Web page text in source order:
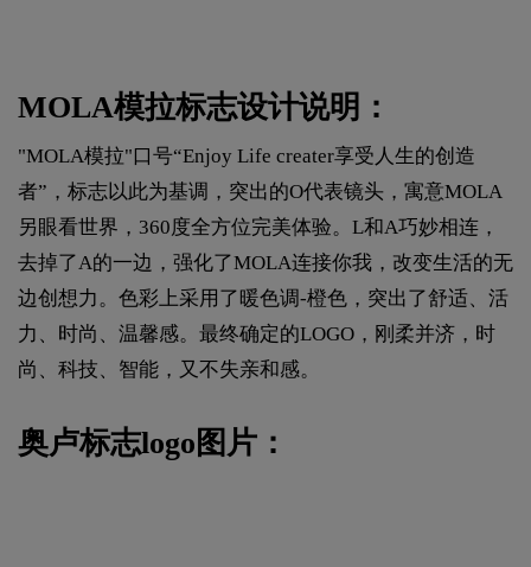
MOLA模拉标志设计说明：
"MOLA模拉"口号“Enjoy Life creater享受人生的创造
者”，标志以此为基调，突出的O代表镜头，寓意MOLA
另眼看世界，360度全方位完美体验。L和A巧妙相连，
去掉了A的一边，强化了MOLA连接你我，改变生活的无
边创想力。色彩上采用了暖色调-橙色，突出了舒适、活
力、时尚、温馨感。最终确定的LOGO，刚柔并济，时
尚、科技、智能，又不失亲和感。
奥卢标志logo图片：